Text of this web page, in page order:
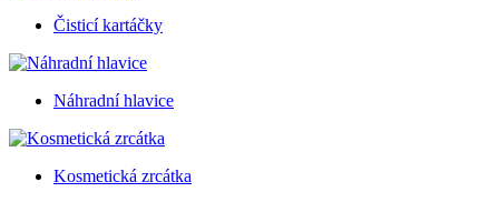
Čisticí kartáčky
Náhradní hlavice
Kosmetická zrcátka